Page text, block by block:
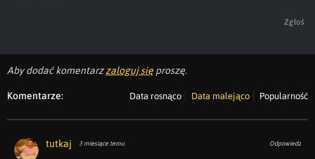
Zgłoś
Aby dodać komentarzzaloguj się proszę.
Komentarze: Data rosnąco Data malejąco Popularność
tutkaj 3 miesiące temu Odpowiedz